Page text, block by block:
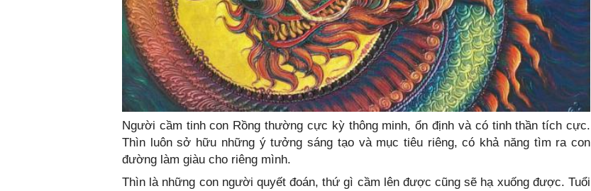
Người cầm tinh con Rồng thường cực kỳ thông minh, ổn định và có tinh thần tích cực.
Thìn luôn sở hữu những ý tưởng sáng tạo và mục tiêu riêng, có khả năng tìm ra con
đường làm giàu cho riêng mình.
Thìn là những con người quyết đoán, thứ gì cầm lên được cũng sẽ hạ xuống được. Tuổi